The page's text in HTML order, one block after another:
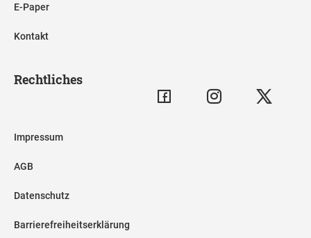
E-Paper
Kontakt
Rechtliches
Impressum
AGB
Datenschutz
Barrierefreiheitserklärung